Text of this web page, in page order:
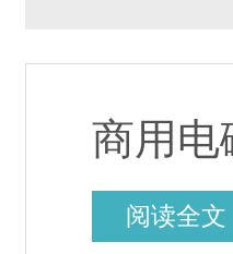
商用电
阅读全文